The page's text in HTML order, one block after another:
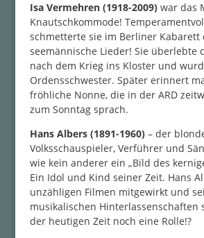
Isa Vermehren (1918-2009)war das
Knautschkommode!
schmetterte sie im Berliner Kabarett
seemännische Lieder! Sie überlebte
nach dem Krieg ins Kloster und
Ordensschwester. Später erinnert
fröhliche Nonne, die in der ARD
zum Sonntag sprach.
Hans Albers (1891-1960)– der
Volksschauspieler, Verführer und
wie kein anderer ein „Bild des
Ein Idol und Kind seiner Zeit. Hans
unzähligen Filmen mitgewirkt und
musikalischen Hinterlassenschaften
der heutigen Zeit noch eine Rolle!?